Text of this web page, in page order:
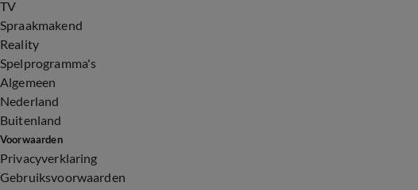
TV
Spraakmakend
Reality
Spelprogramma's
Algemeen
Nederland
Buitenland
Voorwaarden
Privacyverklaring
Gebruiksvoorwaarden